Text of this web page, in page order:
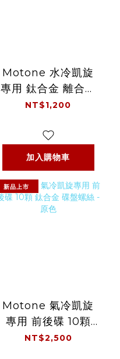
Motone 水冷凱旋
專用 鈦合金 離合器
調整 旋鈕 - 鈦黑
NT$1,200
加入購物車
新品上市
Motone 氣冷凱旋
專用 前後碟 10顆
鈦合金 碟盤螺絲 -
NT$2,500